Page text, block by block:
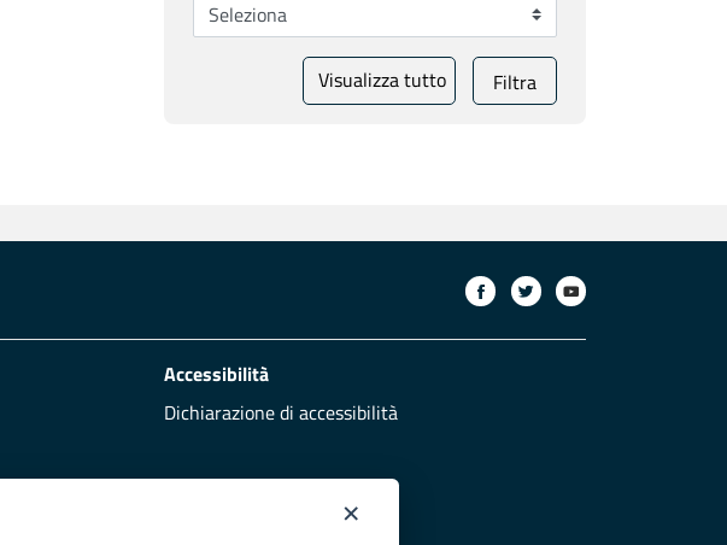
Visualizza tutto Filtra
Accessibilità
Dichiarazione di accessibilità
×